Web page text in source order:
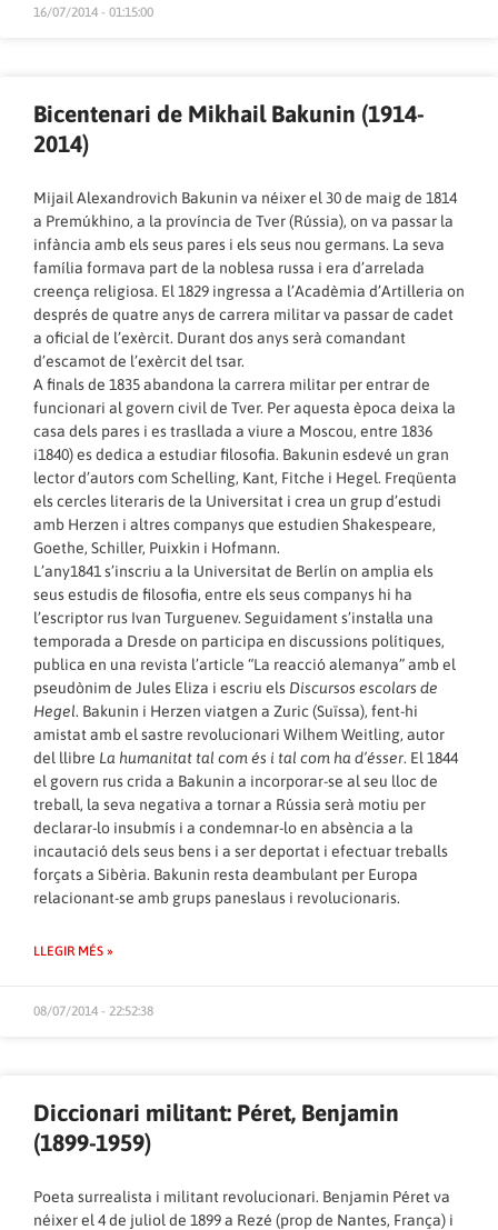
16/07/2014 - 01:15:00
Bicentenari de Mikhail Bakunin (1914-
2014)
Mijail Alexandrovich Bakunin va néixer el 30 de maig de 1814
a Premúkhino, a la província de Tver (Rússia), on va passar la
infància amb els seus pares i els seus nou germans. La seva
família formava part de la noblesa russa i era d’arrelada
creença religiosa. El 1829 ingressa a l’Acadèmia d’Artilleria on
després de quatre anys de carrera militar va passar de cadet
a oficial de l’exèrcit. Durant dos anys serà comandant
d’escamot de l’exèrcit del tsar.
A finals de 1835 abandona la carrera militar per entrar de
funcionari al govern civil de Tver. Per aquesta època deixa la
casa dels pares i es trasllada a viure a Moscou, entre 1836
i1840) es dedica a estudiar filosofia. Bakunin esdevé un gran
lector d’autors com Schelling, Kant, Fitche i Hegel. Freqüenta
els cercles literaris de la Universitat i crea un grup d’estudi
amb Herzen i altres companys que estudien Shakespeare,
Goethe, Schiller, Puixkin i Hofmann.
L’any1841 s’inscriu a la Universitat de Berlín on amplia els
seus estudis de filosofia, entre els seus companys hi ha
l’escriptor rus Ivan Turguenev. Seguidament s’instal·la una
temporada a Dresde on participa en discussions polítiques,
publica en una revista l’article “La reacció alemanya” amb el
pseudònim de Jules Eliza i escriu els Discursos escolars de
Hegel. Bakunin i Herzen viatgen a Zuric (Suïssa), fent-hi
amistat amb el sastre revolucionari Wilhem Weitling, autor
del llibre La humanitat tal com és i tal com ha d’ésser. El 1844
el govern rus crida a Bakunin a incorporar-se al seu lloc de
treball, la seva negativa a tornar a Rússia serà motiu per
declarar-lo insubmís i a condemnar-lo en absència a la
incautació dels seus bens i a ser deportat i efectuar treballs
forçats a Sibèria. Bakunin resta deambulant per Europa
relacionant-se amb grups paneslaus i revolucionaris.
LLEGIR MÉS »
08/07/2014 - 22:52:38
Diccionari militant: Péret, Benjamin
(1899-1959)
Poeta surrealista i militant revolucionari. Benjamin Péret va
néixer el 4 de juliol de 1899 a Rezé (prop de Nantes, França) i